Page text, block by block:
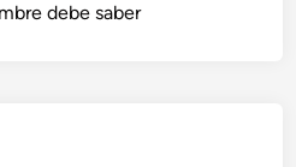
debe saber